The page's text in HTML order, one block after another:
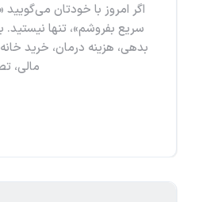
اگر امروز با خودتان می‌گویید
سریع بفروشم»، تنها نیستید.
بدهی، هزینه درمان، خرید
مالی،